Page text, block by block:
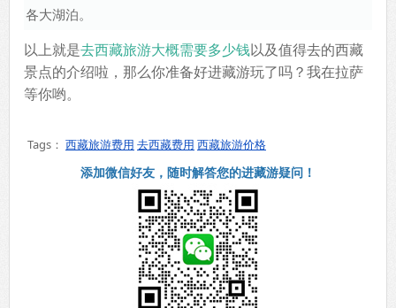
各大湖泊。
以上就是去西藏旅游大概需要多少钱以及值得去的西藏
景点的介绍啦，那么你准备好进藏游玩了吗？我在拉萨
等你哟。
Tags： 西藏旅游费用 去西藏费用 西藏旅游价格
添加微信好友，随时解答您的进藏游疑问！